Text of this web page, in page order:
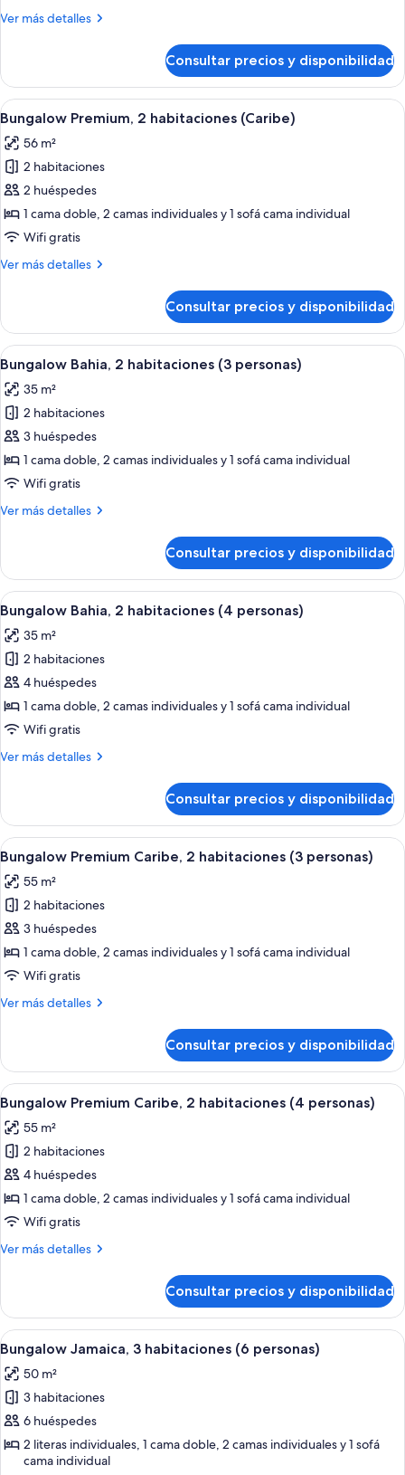
(Bahia)
Ver más detalles
Más
2
habitaciones
(Bahia)
Consultar precios y disponibilidad
Abrir
todas
las
fotos
de
Bungalow
Premium,
habitaciones
Máquina de café espresso, cafetera
6
Bungalow Premium, 2 habitaciones (Caribe)
56 m²
2 habitaciones
2 huéspedes
1 cama doble, 2 camas individuales y 1 sofá cama individual
Wifi gratis
Ver más detalles
Más
Premium,
habitaciones
(Caribe)
Consultar precios y disponibilidad
Abrir
todas
las
fotos
de
Bungalow
Bahia,
habitaciones
Una cocina moderna con armarios
8
Bungalow Bahia, 2 habitaciones (3 personas)
35 m²
2 habitaciones
3 huéspedes
1 cama doble, 2 camas individuales y 1 sofá cama individual
Wifi gratis
Ver más detalles
Más
Bahia,
habitaciones
personas)
Consultar precios y disponibilidad
Abrir
todas
las
fotos
de
Bungalow
Bahia,
habitaciones
Una cocina moderna con armarios
8
Bungalow Bahia, 2 habitaciones (4 personas)
35 m²
2 habitaciones
4 huéspedes
1 cama doble, 2 camas individuales y 1 sofá cama individual
Wifi gratis
Ver más detalles
Más
Bahia,
habitaciones
personas)
Consultar precios y disponibilidad
Abrir
todas
las
fotos
de
Bungalow
Premium
2
personas)
Máquina de café espresso, cafetera
6
Bungalow Premium Caribe, 2 habitaciones (3 personas)
55 m²
2 habitaciones
3 huéspedes
1 cama doble, 2 camas individuales y 1 sofá cama individual
Wifi gratis
Ver más detalles
Más
Premium
Caribe,
2
habitaciones
(3
personas)
Consultar precios y disponibilidad
Abrir
todas
las
fotos
de
Bungalow
Premium
2
personas)
Máquina de café espresso, cafetera
6
Bungalow Premium Caribe, 2 habitaciones (4 personas)
55 m²
2 habitaciones
4 huéspedes
1 cama doble, 2 camas individuales y 1 sofá cama individual
Wifi gratis
Ver más detalles
Más
Premium
Caribe,
2
habitaciones
(4
personas)
Consultar precios y disponibilidad
Abrir
todas
las
fotos
de
Bungalow
Jamaica,
Bungalow Jamaica, 3 habitaciones
9
Bungalow Jamaica, 3 habitaciones (6 personas)
50 m²
3 habitaciones
6 huéspedes
2 literas individuales, 1 cama doble, 2 camas individuales y 1 sofá
cama individual